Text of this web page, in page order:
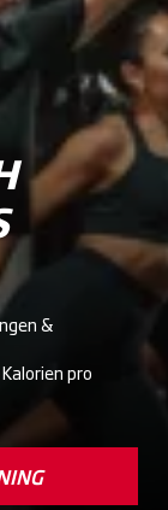
&
pro